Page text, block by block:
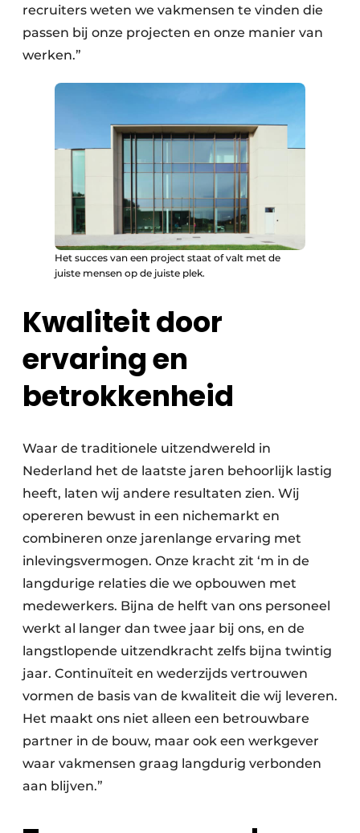
recruiters weten we vakmensen te vinden die
passen bij onze projecten en onze manier van
werken.”
Het succes van een project staat of valt met de
juiste mensen op de juiste plek.
Kwaliteit door
ervaring en
betrokkenheid
Waar de traditionele uitzendwereld in
Nederland het de laatste jaren behoorlijk lastig
heeft, laten wij andere resultaten zien. Wij
opereren bewust in een nichemarkt en
combineren onze jarenlange ervaring met
inlevingsvermogen. Onze kracht zit ‘m in de
langdurige relaties die we opbouwen met
medewerkers. Bijna de helft van ons personeel
werkt al langer dan twee jaar bij ons, en de
langstlopende uitzendkracht zelfs bijna twintig
jaar. Continuïteit en wederzijds vertrouwen
vormen de basis van de kwaliteit die wij leveren.
Het maakt ons niet alleen een betrouwbare
partner in de bouw, maar ook een werkgever
waar vakmensen graag langdurig verbonden
aan blijven.”